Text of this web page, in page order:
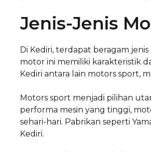
Jenis-Jenis
Di Kediri, terdapat beragam
motor ini memiliki karakteristik
Kediri antara lain motors sport,
Motors sport menjadi pilihan
performa mesin yang tinggi,
sehari-hari. Pabrikan seperti
Kediri.